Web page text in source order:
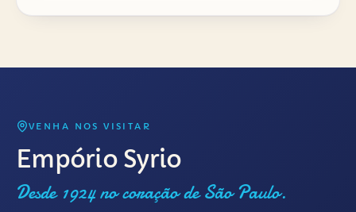
VENHA NOS VISITAR
Empório Syrio
Desde 1924 no coração de São Paulo.